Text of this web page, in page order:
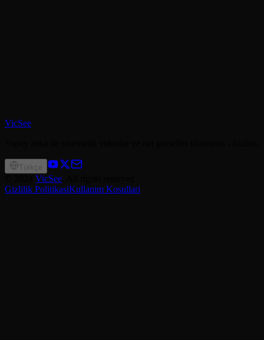
VicSee
Türkçe
VicSee
Gizlilik PolitikasiKullanim Kosullari